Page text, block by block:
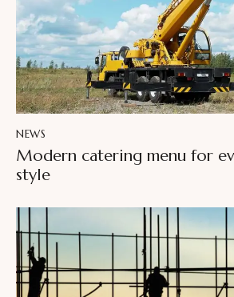
NEWS
Modern catering menu for
style